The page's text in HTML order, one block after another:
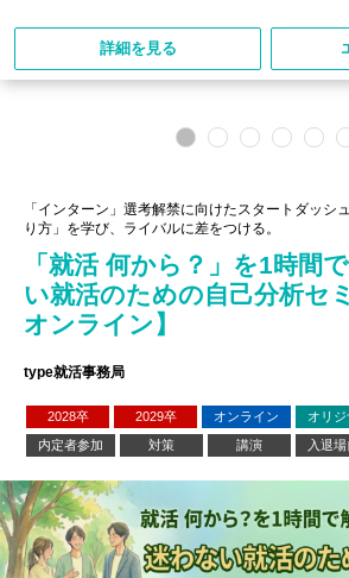
詳細を見る
「インターン」選考解禁に向けたスタートダッシ
り方」を学び、ライバルに差をつける。
「就活 何から？」を1時間
い就活のための自己分析セ
オンライン】
type就活事務局
2028卒 2029卒 オンライン オリ
内定者参加
対策 講演 入退